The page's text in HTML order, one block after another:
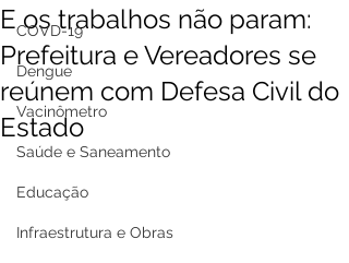
COVD-19
Dengue
Vacinômetro
Saúde e Saneamento
Educação
Infraestrutura e Obras
E os trabalhos não param:
Prefeitura e Vereadores se
reúnem com Defesa Civil do
Estado